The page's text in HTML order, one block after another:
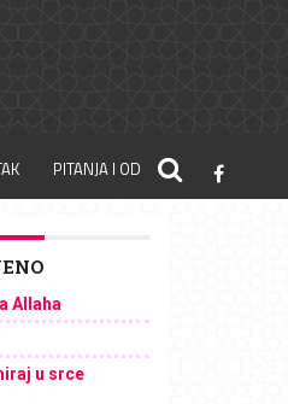
PITANJA I ODGOVORI
Allaha
u srce